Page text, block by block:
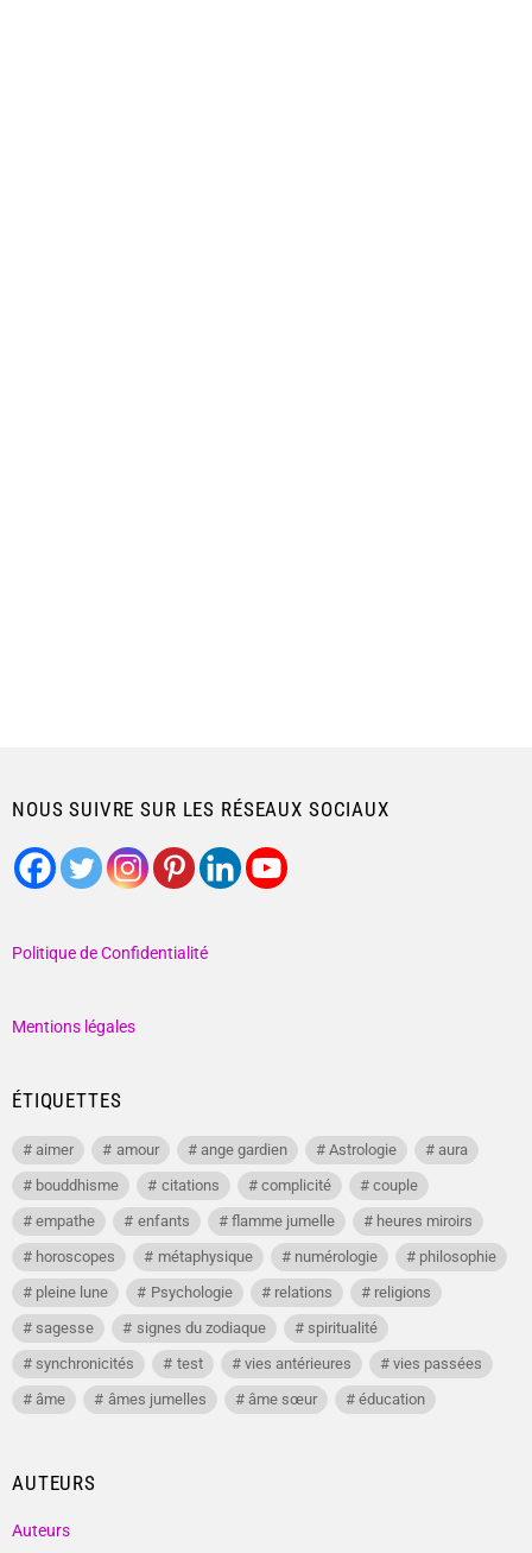
NOUS SUIVRE SUR LES RÉSEAUX SOCIAUX
Politique de Confidentialité
Mentions légales
ÉTIQUETTES
aimer amour ange gardien Astrologie
aura
bouddhisme
citations complicité
couple
empathe
enfants flamme jumelle
heures miroirs
horoscopes
métaphysique numérologie
philosophie
pleine lune
Psychologie relations
religions
sagesse
signes du zodiaque
spiritualité
synchronicités
test vies antérieures
vies passées
âme
âmes jumelles âme sœur éducation
AUTEURS
Auteurs